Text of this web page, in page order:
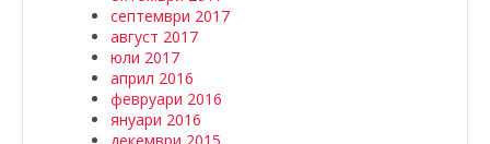
септември 2017
август 2017
юли 2017
април 2016
февруари 2016
януари 2016